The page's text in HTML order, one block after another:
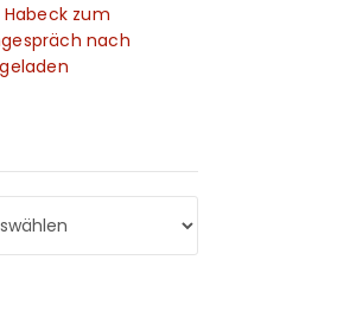
zum
nach